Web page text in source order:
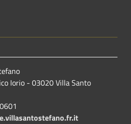
Iorio - 03020 Villa Santo